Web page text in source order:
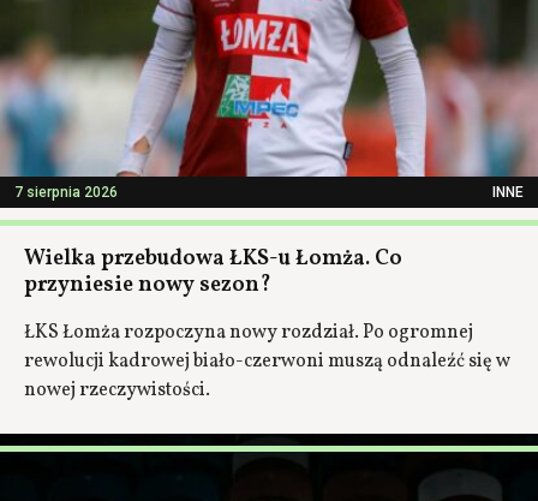
7 sierpnia 2026 INNE
Wielka przebudowa ŁKS-u Łomża. Co
przyniesie nowy sezon?
ŁKS Łomża rozpoczyna nowy rozdział. Po ogromnej
rewolucji kadrowej biało-czerwoni muszą odnaleźć się w
nowej rzeczywistości.